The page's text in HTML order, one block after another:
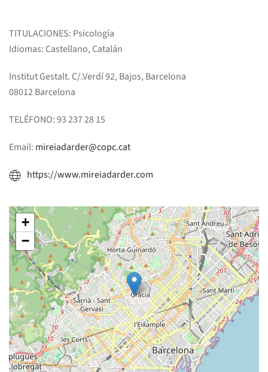
TITULACIONES: Psicología
Idiomas: Castellano, Catalán
Institut Gestalt. C/.Verdí 92, Bajos, Barcelona
08012 Barcelona
TELÉFONO: 93 237 28 15
Email: mireiadarder@copc.cat
https://www.mireiadarder.com
+
−